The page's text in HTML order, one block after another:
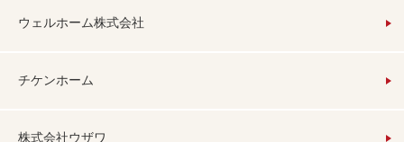
ウェルホーム株式会社
チケンホーム
株式会社ウザワ